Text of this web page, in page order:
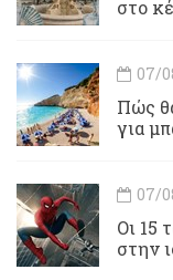
στο
07/
Πώς
για
07/
Οι 15
στην